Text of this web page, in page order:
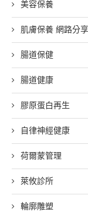
美容保養
肌膚保養 網路分享
腸道保健
腸道健康
膠原蛋白再生
自律神經健康
荷爾蒙管理
萊攸診所
輪廓雕塑